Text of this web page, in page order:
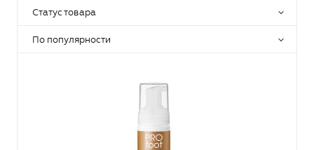
Статус товара
По популярности